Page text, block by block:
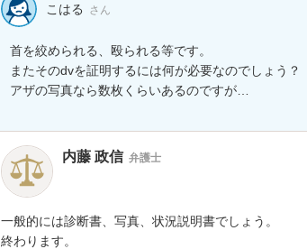
こはる さん
首を絞められる、殴られる等です。
またそのdvを証明するには何が必要なのでしょう？
アザの写真なら数枚くらいあるのですが…
内藤 政信 弁護士
一般的には診断書、写真、状況説明書でしょう。
終わります。